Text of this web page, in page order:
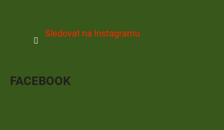
Sledovat na Instagramu
FACEBOOK